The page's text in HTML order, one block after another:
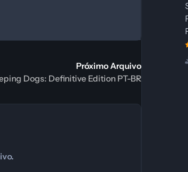
Próximo Arquivo
Dogs: Definitive Edition PT-BR